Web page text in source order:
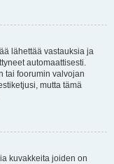
lähettää vastauksia ja
automaattisesti.
tai foorumin valvojan
mutta tämä
kuvakkeita joiden on